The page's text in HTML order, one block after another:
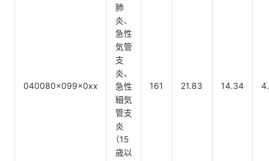
040080x099x0xx
肺
炎、
急性
気管
支
炎、
急性
細気
管支
炎
（15
歳以
161 21.83 14.34